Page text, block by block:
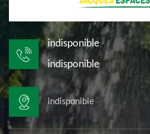
indisponible
indisponible
indisponible